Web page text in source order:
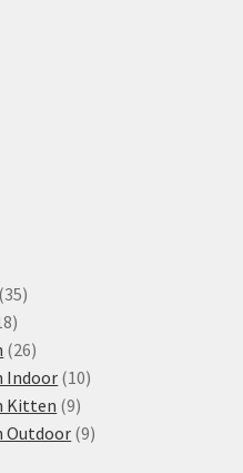
3535
18
produktů
2626
produktů
Indoor 1010
Kitten 99
produktů
Outdoor 99